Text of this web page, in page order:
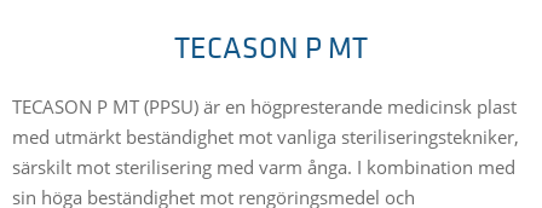
TECASON P MT
TECASON P MT (PPSU) är en högpresterande medicinsk plast
med utmärkt beständighet mot vanliga steriliseringstekniker,
särskilt mot sterilisering med varm ånga. I kombination med
sin höga beständighet mot rengöringsmedel och